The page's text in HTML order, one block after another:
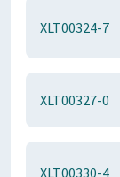
XLT00324-7
XLT00327-0
XLT00330-4